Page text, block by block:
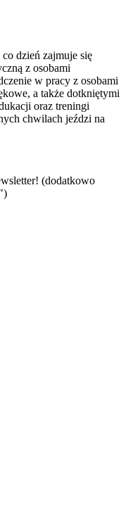
dzień zajmuje się
z osobami
w pracy z osobami
a także dotkniętymi
oraz treningi
chwilach jeździ na
(dodatkowo